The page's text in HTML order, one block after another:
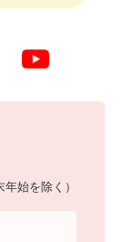
始を除く）